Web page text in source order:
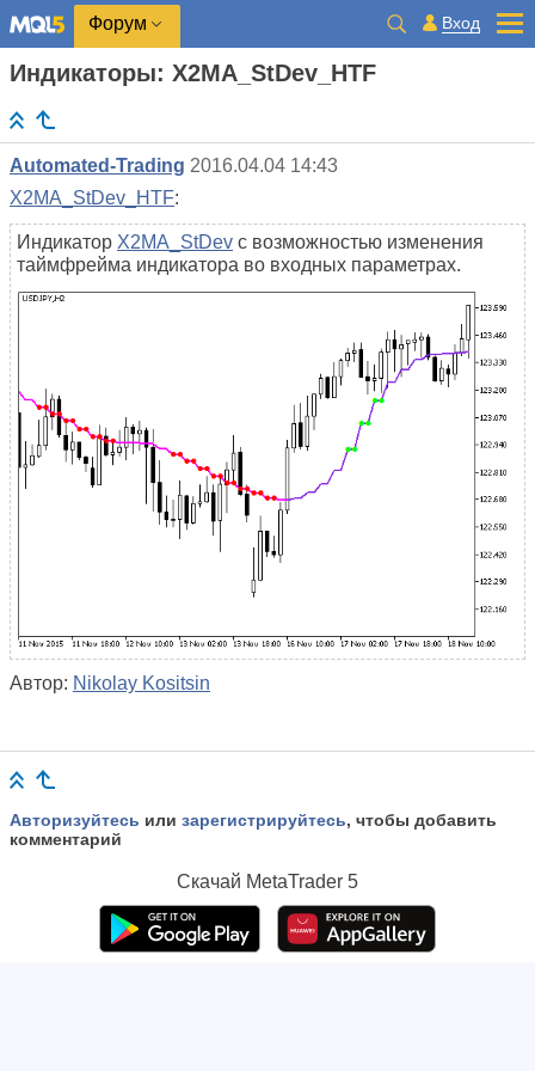
Форум Вход
Индикаторы: X2MA_StDev_HTF
Automated-Trading 2016.04.04 14:43
X2MA_StDev_HTF:
Индикатор X2MA_StDev с возможностью изменения
таймфрейма индикатора во входных параметрах.
Автор: Nikolay Kositsin
Авторизуйтесь или зарегистрируйтесь, чтобы добавить
комментарий
Скачай MetaTrader 5